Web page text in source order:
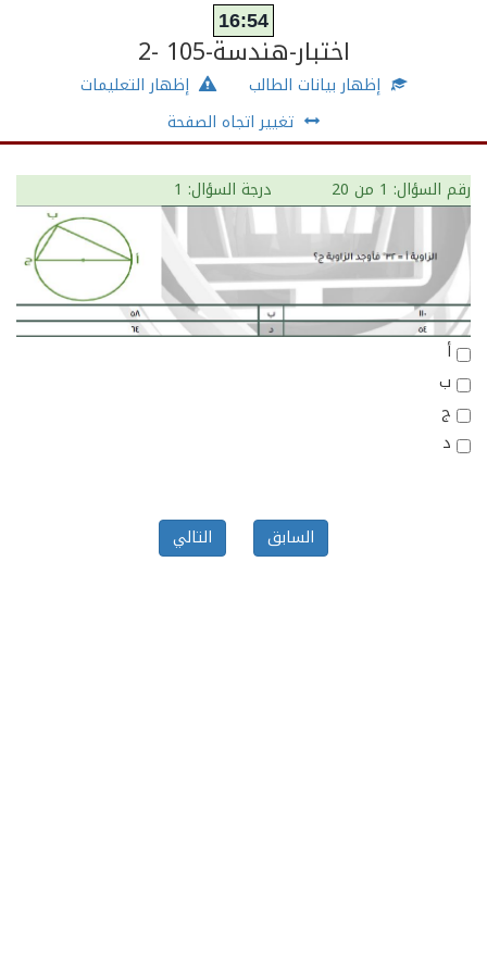
16:54
اختبار-هندسة-105 -2
إظهار بيانات الطالب
إظهار التعليمات
تغيير اتجاه الصفحة
رقم السؤال: 1 من 20 درجة السؤال: 1
أ
ب
ج
د